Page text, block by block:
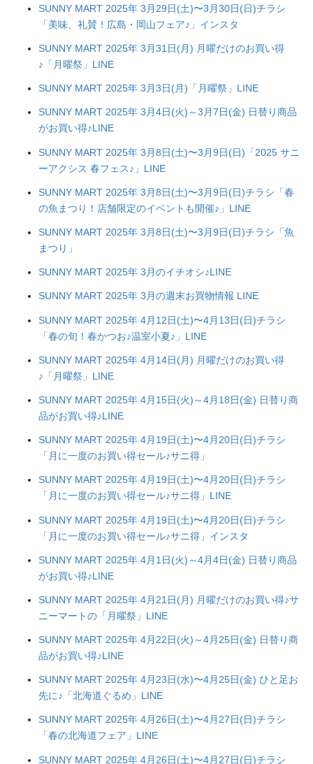
SUNNY MART 2025年 3月29日(土)〜3月30日(日)チラシ
「美味、礼賛！広島・岡山フェア♪」インスタ
SUNNY MART 2025年 3月31日(月) 月曜だけのお買い得
♪「月曜祭」LINE
SUNNY MART 2025年 3月3日(月)「月曜祭」LINE
SUNNY MART 2025年 3月4日(火)～3月7日(金) 日替り商品
がお買い得♪LINE
SUNNY MART 2025年 3月8日(土)〜3月9日(日)「2025 サニ
ーアクシス 春フェス♪」LINE
SUNNY MART 2025年 3月8日(土)〜3月9日(日)チラシ「春
の魚まつり！店舗限定のイベントも開催♪」LINE
SUNNY MART 2025年 3月8日(土)〜3月9日(日)チラシ「魚
まつり」
SUNNY MART 2025年 3月のイチオシ♪LINE
SUNNY MART 2025年 3月の週末お買物情報 LINE
SUNNY MART 2025年 4月12日(土)〜4月13日(日)チラシ
「春の旬！春かつお♪温室小夏♪」LINE
SUNNY MART 2025年 4月14日(月) 月曜だけのお買い得
♪「月曜祭」LINE
SUNNY MART 2025年 4月15日(火)～4月18日(金) 日替り商
品がお買い得♪LINE
SUNNY MART 2025年 4月19日(土)〜4月20日(日)チラシ
「月に一度のお買い得セール♪サニ得」
SUNNY MART 2025年 4月19日(土)〜4月20日(日)チラシ
「月に一度のお買い得セール♪サニ得」LINE
SUNNY MART 2025年 4月19日(土)〜4月20日(日)チラシ
「月に一度のお買い得セール♪サニ得」インスタ
SUNNY MART 2025年 4月1日(火)～4月4日(金) 日替り商品
がお買い得♪LINE
SUNNY MART 2025年 4月21日(月) 月曜だけのお買い得♪サ
ニーマートの「月曜祭」LINE
SUNNY MART 2025年 4月22日(火)～4月25日(金) 日替り商
品がお買い得♪LINE
SUNNY MART 2025年 4月23日(水)〜4月25日(金) ひと足お
先に♪「北海道ぐるめ」LINE
SUNNY MART 2025年 4月26日(土)〜4月27日(日)チラシ
「春の北海道フェア」LINE
SUNNY MART 2025年 4月26日(土)〜4月27日(日)チラシ